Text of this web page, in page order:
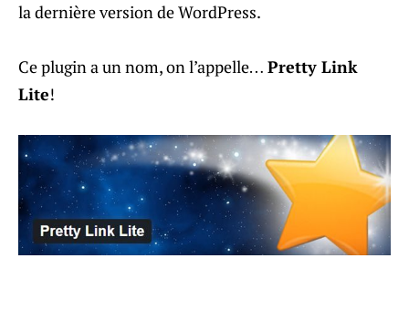
la dernière version de WordPress.
Ce plugin a un nom, on l’appelle… Pretty Link
Lite!